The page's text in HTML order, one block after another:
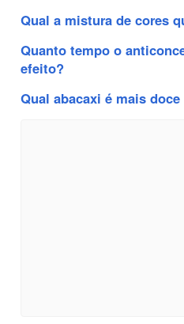
Qual a mistura de cores
Quanto tempo o
efeito?
Qual abacaxi é mais